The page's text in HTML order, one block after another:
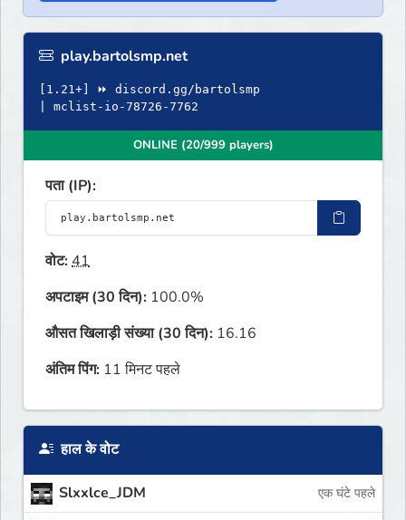
play.bartolsmp.net
[1.21+] ⏩ discord.gg/bartolsmp
| mclist-io-78726-7762
ONLINE (20/999 players)
पता (IP):
वोट:41
अपटाइम (30 दिन): 100.0%
औसत खिलाड़ी संख्या (30 दिन): 16.16
अंतिम पिंग: 11 मिनट पहले
हाल के वोट
Slxxlce_JDM एक घंटे पहले